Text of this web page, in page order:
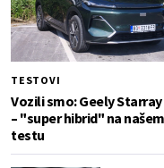
TESTOVI
Vozili smo: Geely Starray
– "super hibrid" na našem
testu